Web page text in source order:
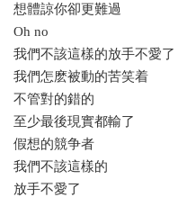
想體諒你卻更難過
Oh no
我們不該這樣的放手不愛了
我們怎麽被動的苦笑着
不管對的錯的
至少最後現實都輸了
假想的競争者
我們不該這樣的
放手不愛了